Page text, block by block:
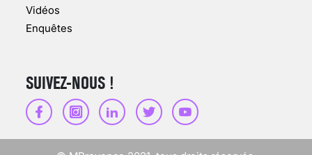
SCANNER, IRM, RADIO,
ÉCHO : DES IMAGES
POUR TOUTES LES
Vidéos
Enquêtes
SUIVEZ-NOUS !